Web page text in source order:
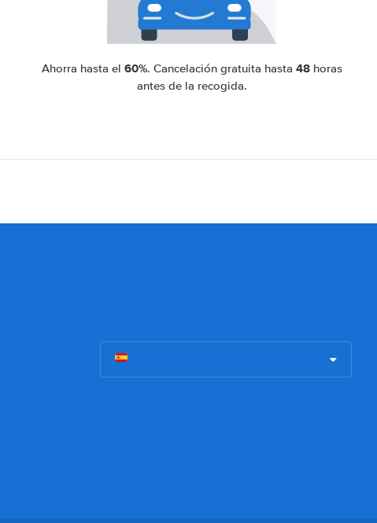
Ahorra hasta el 60%. Cancelación gratuita hasta 48horas
antes de la recogida.